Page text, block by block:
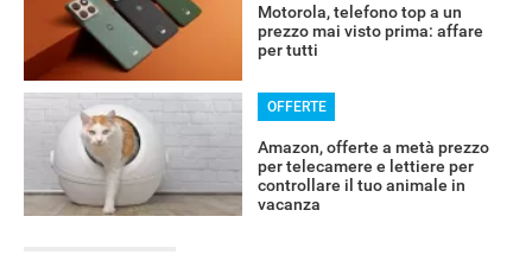
Motorola, telefono top a un
prezzo mai visto prima: affare
per tutti
OFFERTE
Amazon, offerte a metà prezzo
per telecamere e lettiere per
controllare il tuo animale in
vacanza